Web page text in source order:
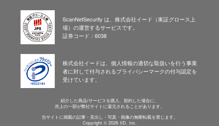
ScanNetSecurity は、株式会社イード（東証グロース上
場）の運営するサービスです。
証券コード：6038
株式会社イードは、個人情報の適切な取扱いを行う事業
者に対して付与されるプライバシーマークの付与認定を
受けています。
紹介した商品/サービスを購入、契約した場合に、
売上の一部が弊社サイトに還元されることがあります。
当サイトに掲載の記事・見出し・写真・画像の無断転載を禁じます。
Copyright © 2026 IID, Inc.